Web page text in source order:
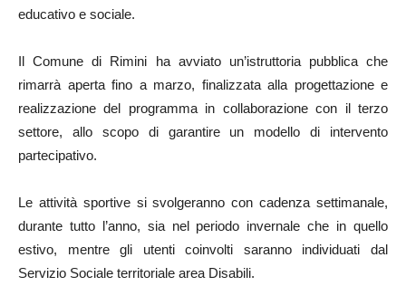
educativo e sociale.
Il Comune di Rimini ha avviato un’istruttoria pubblica che
rimarrà aperta fino a marzo, finalizzata alla progettazione e
realizzazione del programma in collaborazione con il terzo
settore, allo scopo di garantire un modello di intervento
partecipativo.
Le attività sportive si svolgeranno con cadenza settimanale,
durante tutto l’anno, sia nel periodo invernale che in quello
estivo, mentre gli utenti coinvolti saranno individuati dal
Servizio Sociale territoriale area Disabili.